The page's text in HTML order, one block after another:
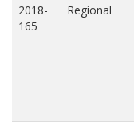
2018-
165
Regional